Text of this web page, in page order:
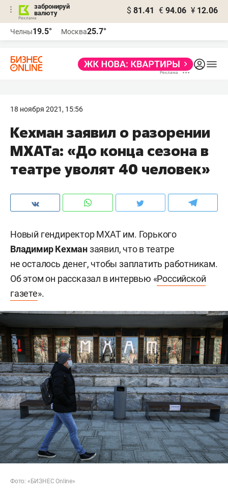
забронируй
валюту
$ 81.41 € 94.06 ¥ 12.06
Челны19.5° Москва25.7°
18 ноября 2021, 15:56
Кехман заявил о разорении
МХАТа: «До конца сезона в
театре уволят 40 человек»
Новый гендиректор МХАТ им. Горького
Владимир Кехманзаявил, что в театре
не осталось денег, чтобы заплатить работникам.
Об этом он рассказал в интервью «Российской
газете».
Фото: «БИЗНЕС Online»